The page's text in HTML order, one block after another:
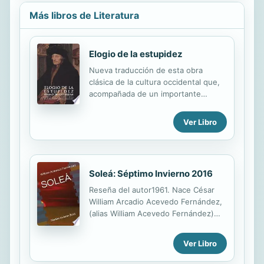
duda una de las narradoras más
puede disfrutar de la pericia
descriptiva de la autora.
Más libros de Literatura
Elogio de la estupidez
Nueva traducción de esta obra
clásica de la cultura occidental que,
acompañada de un importante
vigencia de la demoledora crítica
social llevada a cabo hace casi cinco
siglos por Erasmo de Rótterdam.
Ver Libro
Soleá: Séptimo Invierno 2016
Reseña del autor1961. Nace César
William Arcadio Acevedo Fernández,
(alias William Acevedo Fernández)
ajusticiamiento del tirano, en el
Santo Cerro, La Vega, República
Dominicana. 1979. Bachiller en
Ver Libro